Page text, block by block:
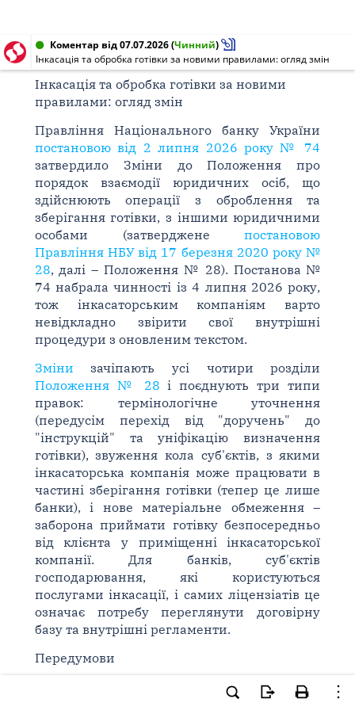
Коментар від 07.07.2026(Чинний)
Інкасація та обробка готівки за новими правилами: огляд змін
Інкасація та обробка готівки за новими
правилами: огляд змін
Правління Національного банку України
постановою від 2 липня 2026 року № 74
затвердило Зміни до Положення про
порядок взаємодії юридичних осіб, що
здійснюють операції з оброблення та
зберігання готівки, з іншими юридичними
особами (затвердженепостановою
Правління НБУ від 17 березня 2020 року №
28, далі – Положення № 28). Постанова №
74 набрала чинності із 4 липня 2026 року,
тож інкасаторським компаніям варто
невідкладно звірити свої внутрішні
процедури з оновленим текстом.
Зміни зачіпають усі чотири розділи
Положення № 28 і поєднують три типи
правок: термінологічне уточнення
(передусім перехід від "доручень" до
"інструкцій" та уніфікацію визначення
готівки), звуження кола суб'єктів, з якими
інкасаторська компанія може працювати в
частині зберігання готівки (тепер це лише
банки), і нове матеріальне обмеження –
заборона приймати готівку безпосередньо
від клієнта у приміщенні інкасаторської
компанії. Для банків, суб'єктів
господарювання, які користуються
послугами інкасації, і самих ліцензіатів це
означає потребу переглянути договірну
базу та внутрішні регламенти.
Передумови
з 2020 року регулює
порядок, за яким юридичні особи, що